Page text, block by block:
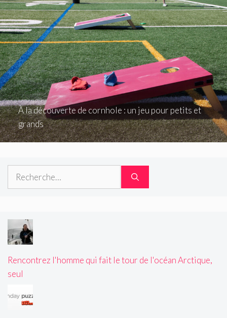
À la découverte de cornhole : un jeu pour petits et
grands
Rechercher :
Rencontrez l'homme qui fait le tour de l'océan Arctique,
seul